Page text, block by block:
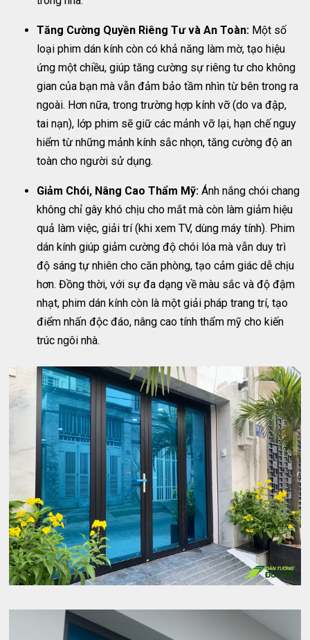
Tăng Cường Quyền Riêng Tư và An Toàn: Một số
loại phim dán kính còn có khả năng làm mờ, tạo hiệu
ứng một chiều, giúp tăng cường sự riêng tư cho không
gian của bạn mà vẫn đảm bảo tầm nhìn từ bên trong ra
ngoài. Hơn nữa, trong trường hợp kính vỡ (do va đập,
tai nạn), lớp phim sẽ giữ các mảnh vỡ lại, hạn chế nguy
hiểm từ những mảnh kính sắc nhọn, tăng cường độ an
toàn cho người sử dụng.
Giảm Chói, Nâng Cao Thẩm Mỹ: Ánh nắng chói chang
không chỉ gây khó chịu cho mắt mà còn làm giảm hiệu
quả làm việc, giải trí (khi xem TV, dùng máy tính). Phim
dán kính giúp giảm cường độ chói lóa mà vẫn duy trì
độ sáng tự nhiên cho căn phòng, tạo cảm giác dễ chịu
hơn. Đồng thời, với sự đa dạng về màu sắc và độ đậm
nhạt, phim dán kính còn là một giải pháp trang trí, tạo
điểm nhấn độc đáo, nâng cao tính thẩm mỹ cho kiến
trúc ngôi nhà.